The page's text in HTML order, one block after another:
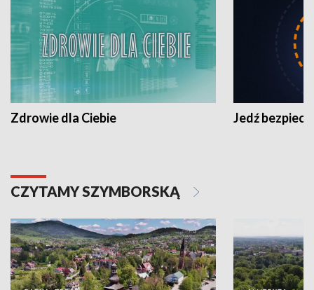
Zdrowie dla Ciebie Jedź
CZYTAMY SZYMBORSKĄ